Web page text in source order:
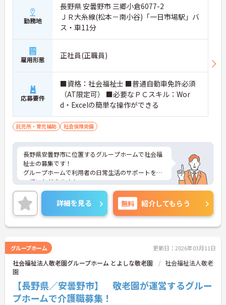
勤務地
長野県 安曇野市 三郷小倉6077-2
ＪＲ大糸線(松本－南小谷)「一日市場駅」バ
ス・車11分
雇用形態 正社員(正職員)
応募要件
■資格：社会福祉士 ■普通自動車免許必須
（AT限定可） ■必要なＰＣスキル：Wor
d・Excelの簡単な操作ができる
託児所・育児補助 社会保険完備
長野県安曇野市に位置するグループホームで社会福
祉士の募集です！
グループホームで利用者の日常生活のサポートを行
っていただきます！
利用可能な託児施設もあり、小さなお子さんがいる
方でも安心して働くことができる環境です！フォロ
ー体制もあり、経験に関わらず安心してスタートで
きます。
こちらの求人にご興味がございましたら面接のポイ
ます。
詳細を見る 無料 紹介してもらう
グループホーム 更新日：2026年03月11日
社会福祉法人敬老園グループホーム とよしな敬老園
社会福祉法人敬老
園
【長野県／安曇野市】 敬老園が運営するグルー
プホームで介護職募集！